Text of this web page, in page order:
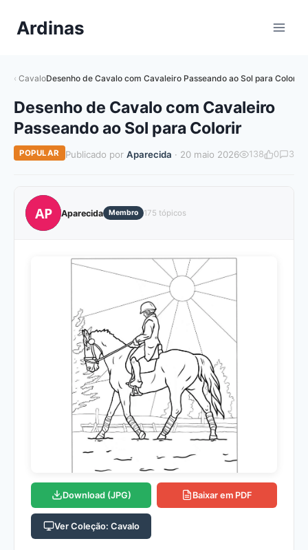
paraArdinas
CavaloDesenho de Cavalo com Cavaleiro Passeando ao Sol para Colorir
Desenho de Cavalo com Cavaleiro
Passeando ao Sol para Colorir
POPULAR Publicado por Aparecida · 20 maio 2026 138 0 3
AP Aparecida Membro 175 tópicos
Download (JPG) Baixar em PDF
Ver Coleção: Cavalo